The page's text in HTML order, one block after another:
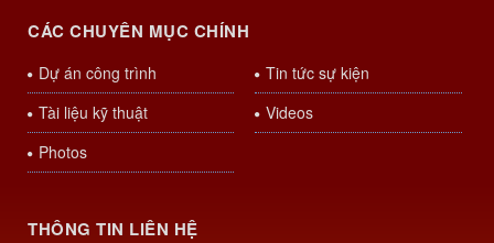
CÁC CHUYÊN MỤC CHÍNH
Dự án công trình
Tin tức sự kiện
Tài liệu kỹ thuật
Videos
Photos
THÔNG TIN LIÊN HỆ